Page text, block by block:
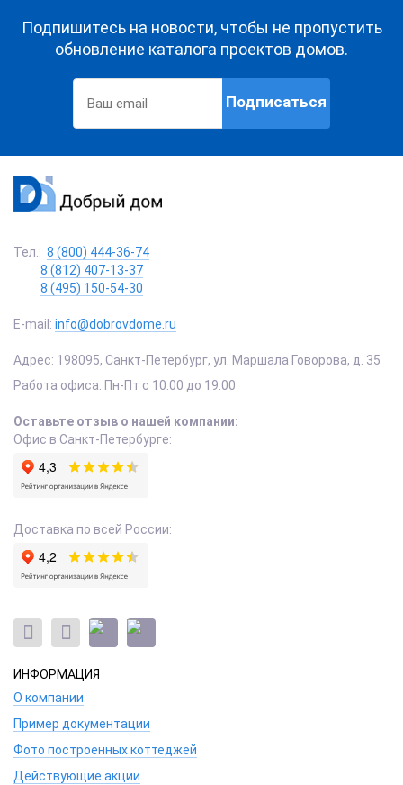
Подпишитесь на новости, чтобы не пропустить
обновление каталога проектов домов.
Подписаться
Тел.: 8 (800) 444-36-74
8 (812) 407-13-37
8 (495) 150-54-30
E-mail: info@dobrovdome.ru
Адрес: 198095, Санкт-Петербург, ул. Маршала Говорова, д. 35
Работа офиса: Пн-Пт с 10.00 до 19.00
Оставьте отзыв о нашей компании:
Офис в Санкт-Петербурге:
Доставка по всей России:
ИНФОРМАЦИЯ
О компании
Пример документации
Фото построенных коттеджей
Действующие акции